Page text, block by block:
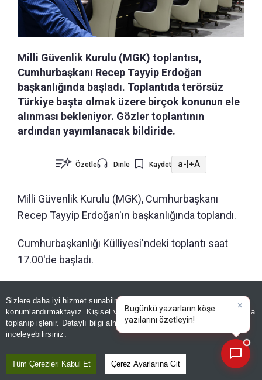
Sizlere daha iyi hizmet sunabilmek adına sitemizde
konumlandırmaktayız. Kişisel verileriniz, KVKK ve GDPR kapsamında
toplanıp işlenir. Detaylı bilgi almak içinAydınlatma Metnimizi
inceleyebilirsiniz.
Tüm Çerezleri Kabul Et Çerez Ayarlarına Git
Milli Güvenlik Kurulu (MGK) toplantısı,
Cumhurbaşkanı Recep Tayyip Erdoğan
başkanlığında başladı. Toplantıda terörsüz
Türkiye başta olmak üzere birçok konunun ele
alınması bekleniyor. Gözler toplantının
ardından yayımlanacak bildiride.
Özetle Dinle Kaydet a-|+A
Milli Güvenlik Kurulu (MGK), Cumhurbaşkanı
Recep Tayyip Erdoğan'ın başkanlığında toplandı.
Cumhurbaşkanlığı Külliyesi'ndeki toplantı saat
17.00'de başladı.
Bugünkü yaza|